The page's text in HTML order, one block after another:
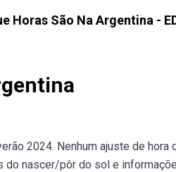
Horas São Na Argentina -
2024. Nenhum ajuste de
nascer/pôr do sol e